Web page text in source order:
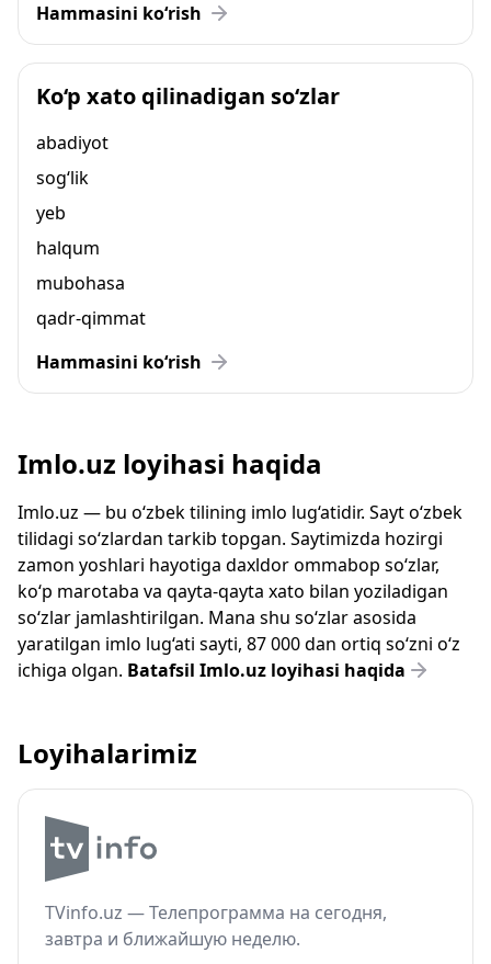
Hammasini ko‘rish
Ko‘p xato qilinadigan so‘zlar
abadiyot
sog‘lik
yeb
halqum
mubohasa
qadr-qimmat
Hammasini ko‘rish
Imlo.uz loyihasi haqida
Imlo.uz — bu o‘zbek tilining imlo lug‘atidir. Sayt o‘zbek
tilidagi so‘zlardan tarkib topgan. Saytimizda hozirgi
zamon yoshlari hayotiga daxldor ommabop so‘zlar,
ko‘p marotaba va qayta-qayta xato bilan yoziladigan
so‘zlar jamlashtirilgan. Mana shu so‘zlar asosida
yaratilgan imlo lug‘ati sayti, 87 000 dan ortiq so‘zni o‘z
ichiga olgan. Batafsil Imlo.uz loyihasi haqida
Loyihalarimiz
TVinfo.uz — Телепрограмма на сегодня,
завтра и ближайшую неделю.